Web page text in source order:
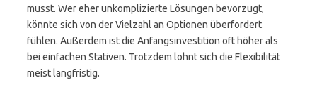
musst. Wer eher unkomplizierte Lösungen bevorzugt,
könnte sich von der Vielzahl an Optionen überfordert
fühlen. Außerdem ist die Anfangsinvestition oft höher als
bei einfachen Stativen. Trotzdem lohnt sich die Flexibilität
meist langfristig.